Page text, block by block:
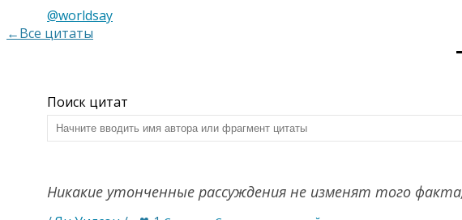
@worldsay
←Все цитаты
Поиск цитат
Никакие утонченные рассуждения не изменят того